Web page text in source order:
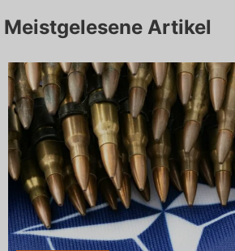
Meistgelesene Artikel